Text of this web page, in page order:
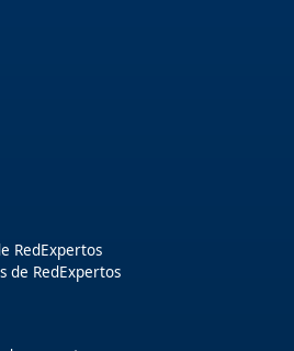
RedExpertos
de RedExpertos